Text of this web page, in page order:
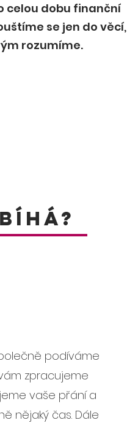
celou dobu finanční
se jen do věcí,
rozumíme.
podíváme
zpracujeme
vaše přání a
nějaký čas. Dále